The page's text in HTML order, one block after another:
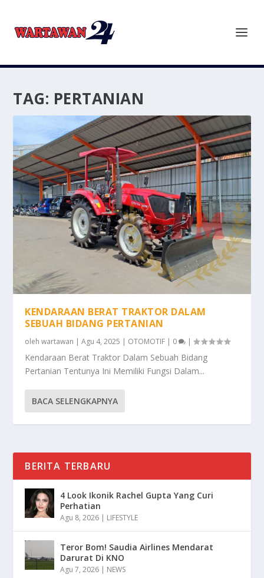
TAG: PERTANIAN
KENDARAAN BERAT TRAKTOR DALAM
SEBUAH BIDANG PERTANIAN
olehwartawan |Agu 4, 2025 | OTOMOTIF | 0 |
Kendaraan Berat Traktor Dalam Sebuah Bidang
Pertanian Tentunya Ini Memiliki Fungsi Dalam...
BACA SELENGKAPNYA
BERITA TERBARU
4 Look Ikonik Rachel Gupta Yang Curi
Perhatian
Agu 8, 2026 | LIFESTYLE
Teror Bom! Saudia Airlines Mendarat
Darurat Di KNO
Agu 7, 2026 | NEWS